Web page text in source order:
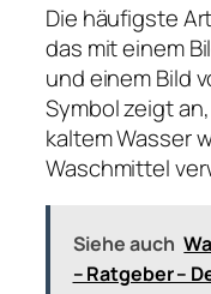
Die häufigste
das mit einem
und einem Bild
Symbol zeigt
kaltem Wasser
Waschmittel
Siehe auch
– Ratgeber –